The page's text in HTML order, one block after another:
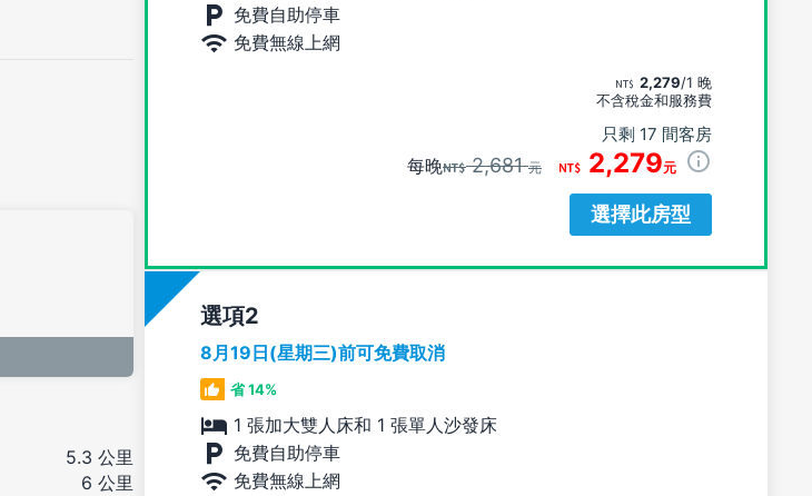
免費自助停車
免費無線上網
2,279/1 晚
不含稅金和服務費
只剩 17 間客房
每晚 2,681元 2,279元
選擇此房型
選項
8月19日(星期三)前可免費取消
省 14%
1 張加大雙人床和 1 張單人沙發床
免費自助停車
免費無線上網
5.3 公里
6 公里